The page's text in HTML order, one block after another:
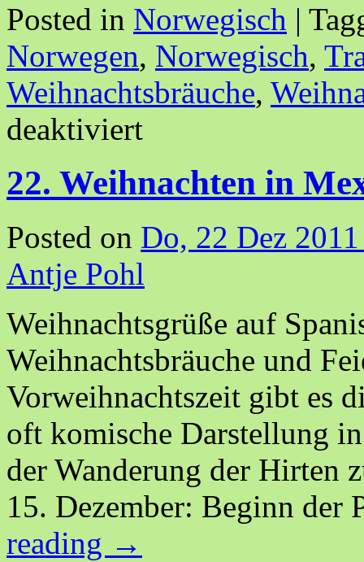
Posted in Norwegisch |
Norwegen, Norwegisch,
Weihnachtsbräuche,
deaktiviert
22. Weihnachten in
Posted on Do, 22 Dez
Antje Pohl
Weihnachtsgrüße auf
Weihnachtsbräuche und
Vorweihnachtszeit gibt es
oft komische Darstellung
der Wanderung der
15. Dezember: Beginn
reading →